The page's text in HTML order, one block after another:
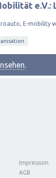
e.V.:
E-mobility
.
Impressum
AGB